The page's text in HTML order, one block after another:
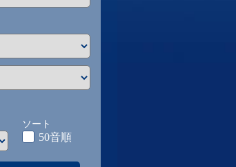
ソート
50音順